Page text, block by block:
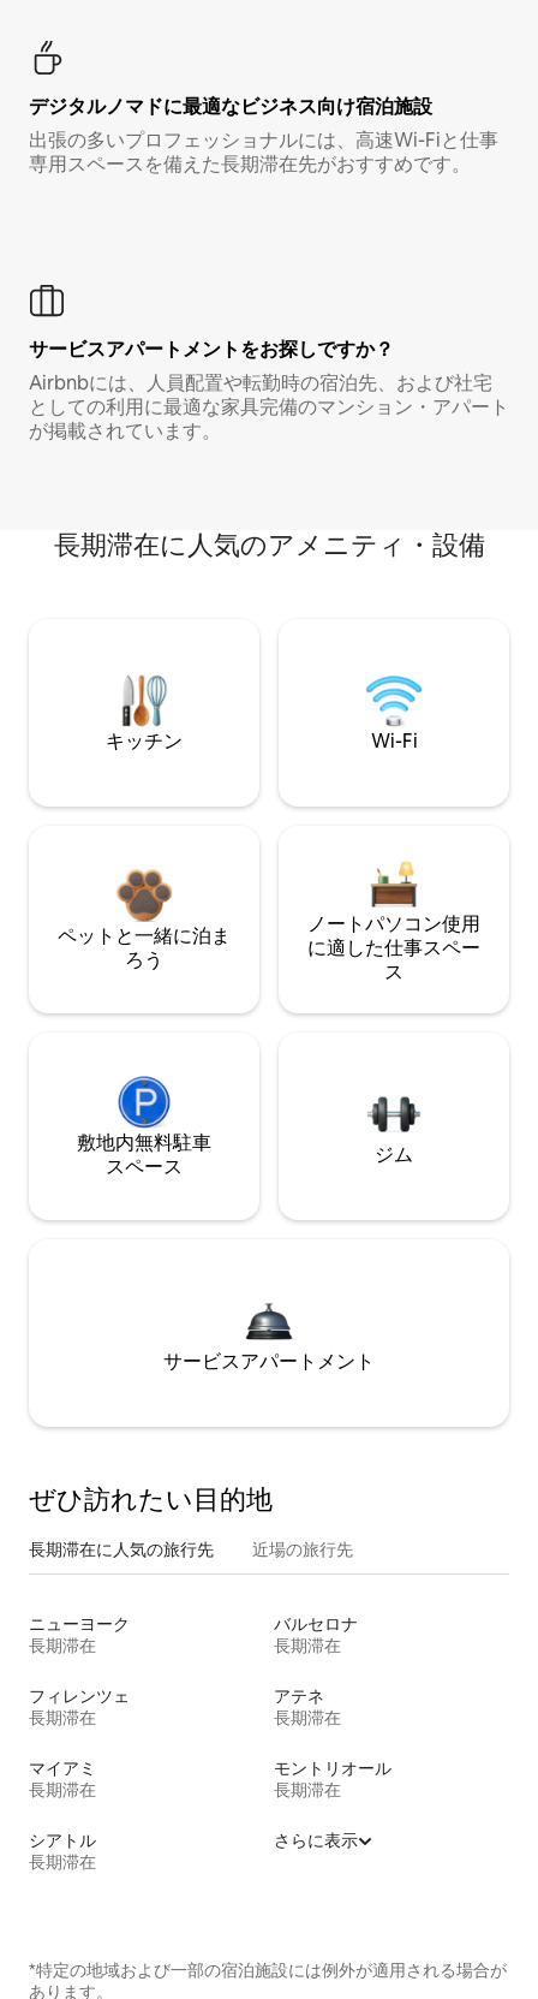
デジタルノマド⁠に最⁠適⁠なビ⁠ジ⁠ネ⁠ス⁠向⁠け宿⁠泊⁠施⁠設
出張の多いプロフェッショナルには、高速Wi-Fiと仕事
専用スペースを備えた長期滞在先がおすすめです。
サービスアパートメントをお探しですか？
Airbnbには、人員配置や転勤時の宿泊先、および社宅
としての利用に最適な家具完備のマンション・アパート
が掲載されています。
長期滞在に人気のアメニティ・設備
キッチン Wi-Fi
ペットと一緒に泊ま
ろう
ノートパソコン使用
に適した仕事スペー
ス
敷地内無料駐⁠車
ス⁠ペ⁠ー⁠ス
ジム
サービスアパートメント
ぜひ訪⁠れ⁠た⁠い目⁠的⁠地
長期滞在に人気の旅行先 近場の旅行先
ニューヨーク
長期滞在
バルセロナ
長期滞在
フィレンツェ
長期滞在
アテネ
長期滞在
マイアミ
長期滞在
モントリオール
長期滞在
シアトル
長期滞在
さらに表示
*特定の地域および一部の宿泊施設には例外が適用される場合が
あります。